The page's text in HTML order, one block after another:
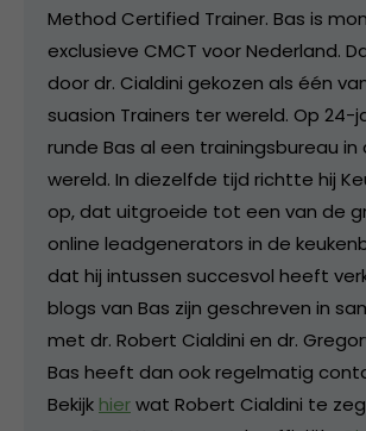
Method Certified Trainer. Bas is
exclusieve CMCT voor Nederland.
door dr. Cialdini gekozen als één
suasion Trainers ter wereld. Op 24-
runde Bas al een trainingsbureau in
wereld. In diezelfde tijd richtte hij
op, dat uitgroeide tot een van de
online leadgenerators in de
dat hij intussen succesvol heeft
blogs van Bas zijn geschreven in
met dr. Robert Cialdini en dr.
Bas heeft dan ook regelmatig
Bekijk hierwat Robert Cialdini te